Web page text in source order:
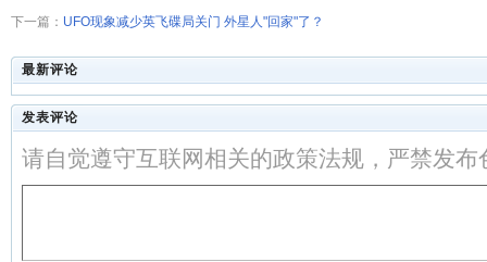
下一篇： UFO现象减少英飞碟局关门 外星人"回家"了？
最新评论
发表评论
请自觉遵守互联网相关的政策法规，严禁发